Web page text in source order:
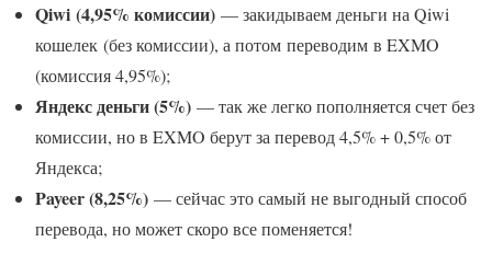
Qiwi (4,95% комиссии) — закидываем деньги на Qiwi
кошелек (без комиссии), а потом переводим в EXMO
(комиссия 4,95%);
Яндекс деньги (5%) — так же легко пополняется счет без
комиссии, но в EXMO берут за перевод 4,5% + 0,5% от
Яндекса;
Payeer (8,25%) — сейчас это самый не выгодный способ
перевода, но может скоро все поменяется!